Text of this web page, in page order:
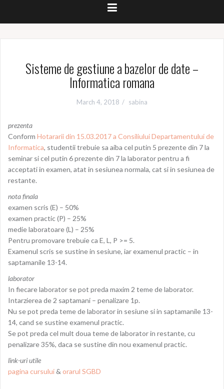
Sisteme de gestiune a bazelor de date –
Informatica romana
March 4, 2018 sabina
prezenta
Conform Hotararii din 15.03.2017 a Consiliului Departamentului de
Informatica, studentii trebuie sa aiba cel putin 5 prezente din 7 la
seminar si cel putin 6 prezente din 7 la laborator pentru a fi
acceptati in examen, atat in sesiunea normala, cat si in sesiunea de
restante.
nota finala
examen scris (E) – 50%
examen practic (P) – 25%
medie laboratoare (L) – 25%
Pentru promovare trebuie ca E, L, P >= 5.
Examenul scris se sustine in sesiune, iar examenul practic – in
saptamanile 13-14.
laborator
In fiecare laborator se pot preda maxim 2 teme de laborator.
Intarzierea de 2 saptamani – penalizare 1p.
Nu se pot preda teme de laborator in sesiune si in saptamanile 13-
14, cand se sustine examenul practic.
Se pot preda cel mult doua teme de laborator in restante, cu
penalizare 35%, daca se sustine din nou examenul practic.
link-uri utile
pagina cursului& orarul SGBD